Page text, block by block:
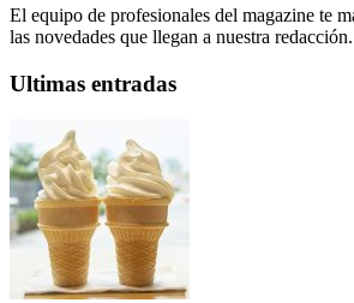
El equipo de profesionales del magazine te
las novedades que llegan a nuestra redacción.
Ultimas entradas